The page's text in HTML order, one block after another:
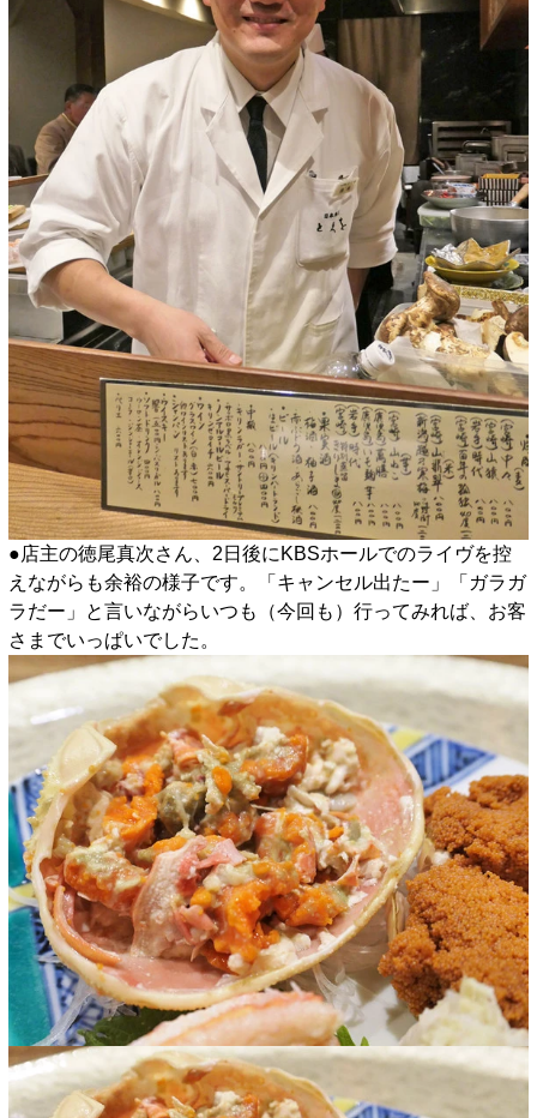
●店主の徳尾真次さん、2日後にKBSホールでのライヴを控
えながらも余裕の様子です。「キャンセル出たー」「ガラガ
ラだー」と言いながらいつも（今回も）行ってみれば、お客
さまでいっぱいでした。